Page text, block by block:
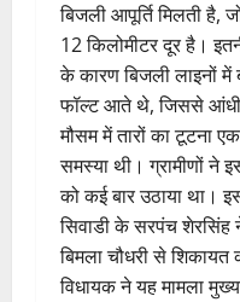
बिजली आपूर्ति मिलती है,
12 किलोमीटर दूर है।
के कारण बिजली लाइनों में
फॉल्ट आते थे, जिससे
मौसम में तारों का टूटना
समस्या थी। ग्रामीणों ने
को कई बार उठाया था।
सिवाडी के सरपंच शेरसिंह
बिमला चौधरी से शिकायत
विधायक ने यह मामला